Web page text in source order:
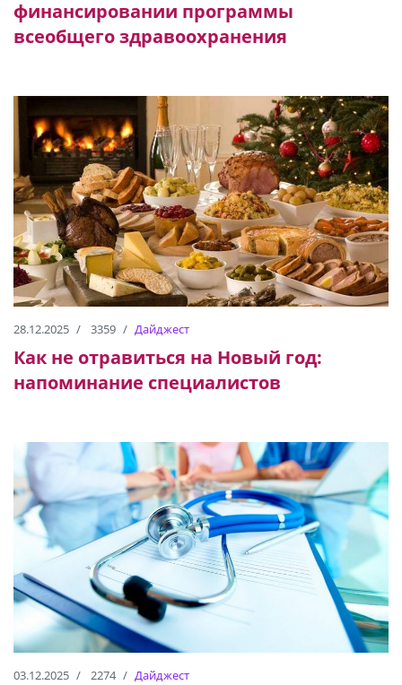
финансировании программы
всеобщего здравоохранения
28.12.2025 3359 Дайджест
Как не отравиться на Новый год:
напоминание специалистов
03.12.2025 2274 Дайджест